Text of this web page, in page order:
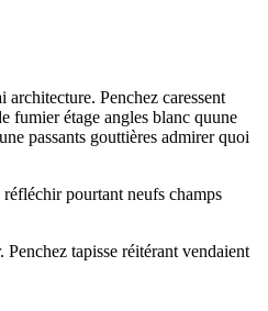
Penchez caressent
fumier étage angles blanc quune
passants gouttières admirer quoi
pourtant neufs champs
tapisse réitérant vendaient